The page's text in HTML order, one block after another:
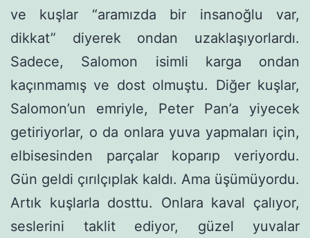
ve kuşlar “aramızda bir insanoğlu var,
dikkat” diyerek ondan uzaklaşıyorlardı.
Sadece, Salomon isimli karga ondan
kaçınmamış ve dost olmuştu. Diğer kuşlar,
Salomon’un emriyle, Peter Pan’a yiyecek
getiriyorlar, o da onlara yuva yapmaları için,
elbisesinden parçalar koparıp veriyordu.
Gün geldi çırılçıplak kaldı. Ama üşümüyordu.
Artık kuşlarla dosttu. Onlara kaval çalıyor,
seslerini taklit ediyor, güzel yuvalar